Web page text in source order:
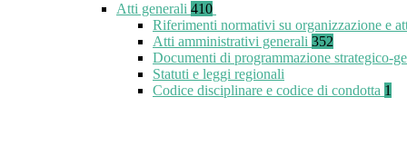
Atti generali 410
Riferimenti normativi su organizzazione e
Atti amministrativi generali 352
Documenti di programmazione strategico-
Statuti e leggi regionali
Codice disciplinare e codice di condotta 1